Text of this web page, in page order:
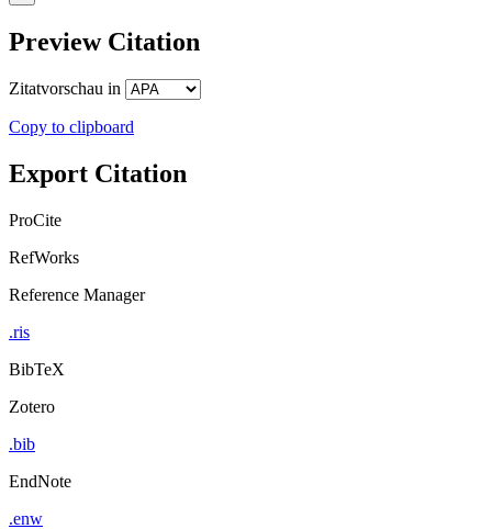
Preview Citation
Zitatvorschau in
Copy to clipboard
Export Citation
ProCite
RefWorks
Reference Manager
.ris
BibTeX
Zotero
.bib
EndNote
.enw